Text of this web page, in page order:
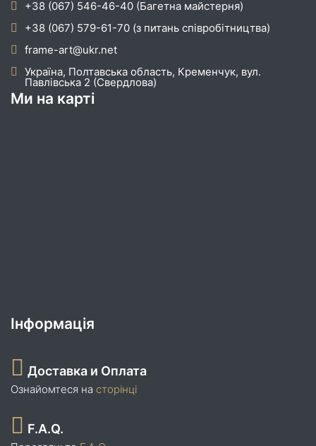
+38 (067) 546-46-40 (Багетна майстерня)
+38 (067) 579-61-70 (з питань співробітництва)
frame-art@ukr.net
Україна, Полтавська область, Кременчук, вул.
Павлівська 2 (Свердлова)
Ми на карті
Інформація
Доставка и Оплата
Ознайомтеся на сторінці
F.A.Q.